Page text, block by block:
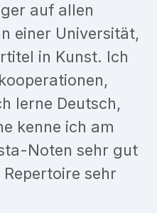
auf allen
einer Universität,
in Kunst. Ich
lerne Deutsch,
kenne ich am
Noten sehr gut
sehr